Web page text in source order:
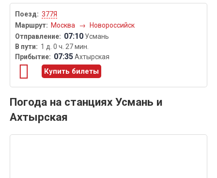
377Я
Москва
→ Новороссийск
07:10 Усмань
1 д. 0 ч. 27 мин.
07:35Ахтырская
Купить билеты
Погода на станциях Усмань и
Ахтырская